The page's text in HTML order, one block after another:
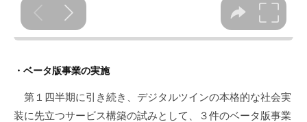
・ベータ版事業の実施
第１四半期に引き続き、デジタルツインの本格的な社会実
装に先立つサービス構築の試みとして、３件のベータ版事業